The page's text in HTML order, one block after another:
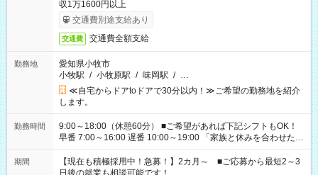
収1万1600円以上
交通費別途支給あり
交通費 交通費全額支給
勤務地
愛知県小牧市
小牧駅 / 小牧原駅 / 味岡駅 / …
≪自宅からドアtoドアで30分以内！≫ご希望の勤務地を紹介
します。
勤務時間
9:00～18:00（休憩60分） ■ご希望があれば下記シフトもOK！
早番 7:00～16:00 遅番 10:00～19:00 「家族と休みを合わせた
い」 「余裕を持って夕飯の準備がしたい」 「できれば残業はし
たくない」 など、ご希望を教えてくださいね。 ※Wワーク希望
の方へ 今ご覧のお仕事で希望する勤務時間と、もう1つのお仕事
期間
【現在も積極採用中！急募！】2カ月～ ■ご応募から最短2～3
日後の就業も相談可能です！